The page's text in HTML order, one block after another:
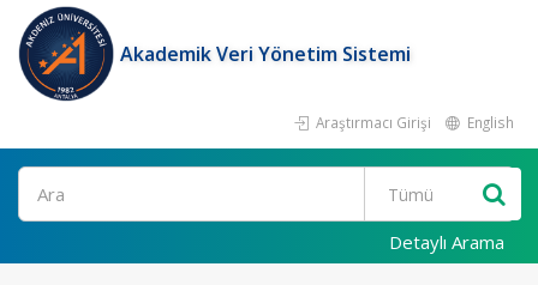
Akademik Veri Yönetim Sistemi
Araştırmacı Girişi English
Ara
Detaylı Arama